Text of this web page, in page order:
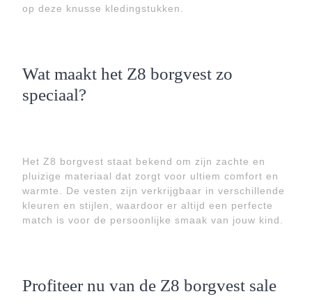
op deze knusse kledingstukken.
Wat maakt het Z8 borgvest zo
speciaal?
Het Z8 borgvest staat bekend om zijn zachte en
pluizige materiaal dat zorgt voor ultiem comfort en
warmte. De vesten zijn verkrijgbaar in verschillende
kleuren en stijlen, waardoor er altijd een perfecte
match is voor de persoonlijke smaak van jouw kind.
Profiteer nu van de Z8 borgvest sale